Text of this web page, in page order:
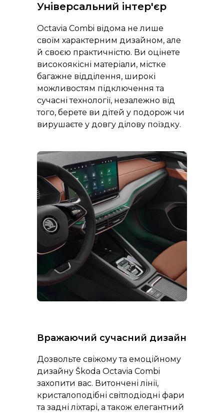
Універсальний інтер'єр
Octavia Combi відома не лише
своїм характерним дизайном, але
й своєю практичністю. Ви оцінете
високоякісні матеріали, містке
багажне відділення, широкі
можливостям підключення та
сучасні технології, незалежно від
того, берете ви дітей у подорож чи
вирушаєте у довгу ділову поїздку.
Вражаючий сучасний дизайн
Дозвольте свіжому та емоційному
дизайну Škoda Octavia Combi
захопити вас. Витончені лінії,
кристалоподібні світлодіодні фари
та задні ліхтарі, а також елегантний